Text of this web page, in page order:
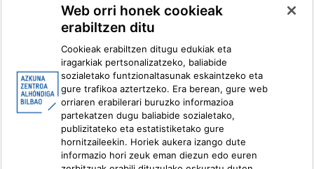
Instagram
Youtube
Linkedin
Ivoox
Lege informazioa Barneko Informazio Sistema
Web orri honek cookieak
erabiltzen ditu
Cookieak erabiltzen ditugu edukiak eta
iragarkiak pertsonalizatzeko, baliabide
sozialetako funtzionaltasunak eskaintzeko eta
gure trafikoa aztertzeko. Era berean, gure web
orriaren erabilerari buruzko informazioa
partekatzen dugu baliabide sozialetako,
publizitateko eta estatistiketako gure
hornitzaileekin. Horiek aukera izango dute
informazio hori zeuk eman diezun edo euren